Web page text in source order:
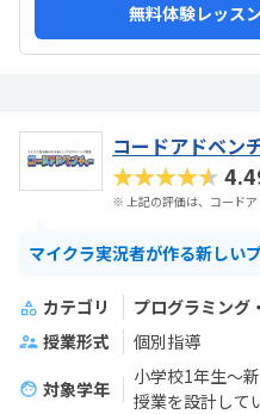
無料体験レッス
コードアドベン
★★★★★
※ 上記の評価は、コード
マイクラ実況者が作る新しい
カテゴリ プログラミング
授業形式
個別指導
対象学年
小学校1年生～
授業を設計して